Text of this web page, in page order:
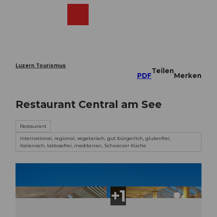
Luzern Tourismus
PDF
Teilen
Merken
Restaurant Central am See
Restaurant
international, regional, vegetarisch, gut bürgerlich, glutenfrei,
italienisch, laktosefrei, mediterran, Schweizer Küche